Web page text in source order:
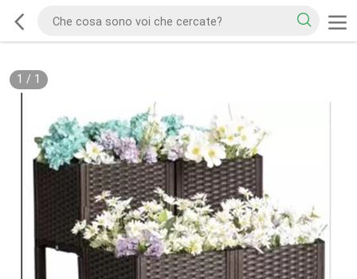
1 / 1